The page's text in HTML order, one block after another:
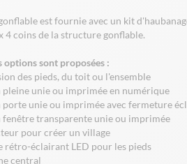
est fournie avec un kit
4 coins de la structure gonflable.
options sont proposées :
des pieds, du toit ou l'ensemble
pleine unie ou imprimée en numérique
porte unie ou imprimée avec fermeture
fenêtre transparente unie ou imprimée
pour créer un village
rétro-éclairant LED pour les pieds
central